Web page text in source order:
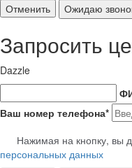
Отменить
Ожидаю
Запросить
Dazzle
Ваш номер телефона*
Нажимая на кнопку, вы
персональных данных